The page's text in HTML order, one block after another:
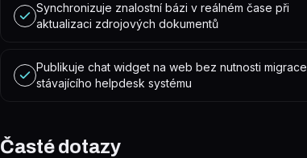
Synchronizuje znalostní bázi v reálném čase při
aktualizaci zdrojových dokumentů
Publikuje chat widget na web bez nutnosti migrace
stávajícího helpdesk systému
Časté dotazy